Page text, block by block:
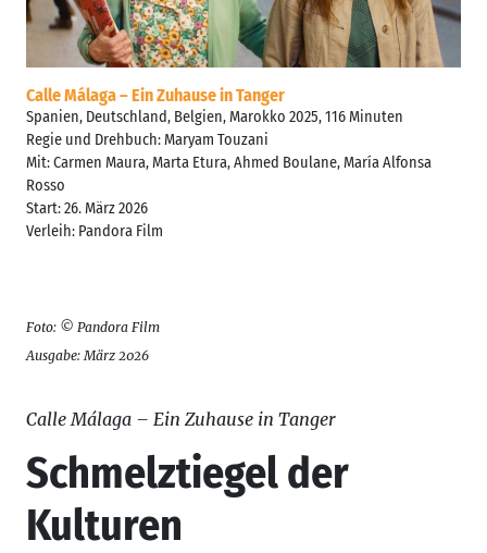
Calle Málaga – Ein Zuhause in Tanger
Spanien, Deutschland, Belgien, Marokko 2025, 116 Minuten
Regie und Drehbuch: Maryam Touzani
Mit: Carmen Maura, Marta Etura, Ahmed Boulane, María Alfonsa
Rosso
Start: 26. März 2026
Verleih: Pandora Film
Foto: © Pandora Film
Ausgabe: März 2026
Calle Málaga – Ein Zuhause in Tanger
Schmelztiegel der
Kulturen